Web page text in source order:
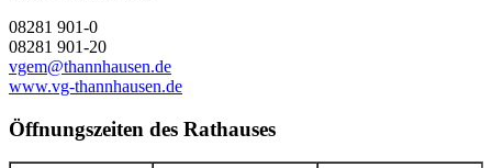
08281 901-0
08281 901-20
vgem@thannhausen.de
www.vg-thannhausen.de
Öffnungszeiten des Rathauses